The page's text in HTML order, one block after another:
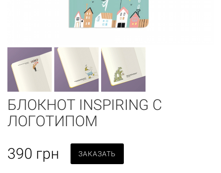
БЛОКНОТ INSPIRING С
ЛОГОТИПОМ
390 грн ЗАКАЗАТЬ